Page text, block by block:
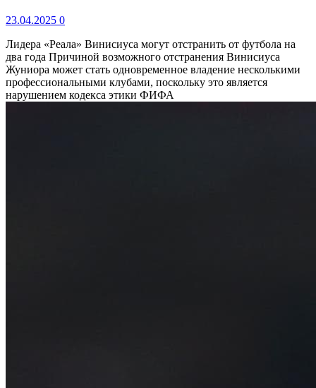
23.04.2025 0
Лидера «Реала» Винисиуса могут отстранить от футбола на
два года Причиной возможного отстранения Винисиуса
Жуниора может стать одновременное владение несколькими
профессиональными клубами, поскольку это является
нарушением кодекса этики ФИФА